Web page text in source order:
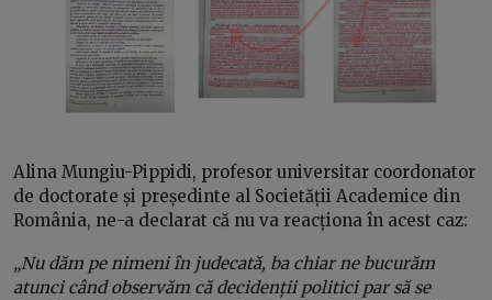
Alina Mungiu-Pippidi, profesor universitar coordonator
de doctorate și președinte al Societății Academice din
România, ne-a declarat că nu va reacționa în acest caz:
„Nu dăm pe nimeni în judecată, ba chiar ne bucurăm
atunci când observăm că decidenții politici par să se